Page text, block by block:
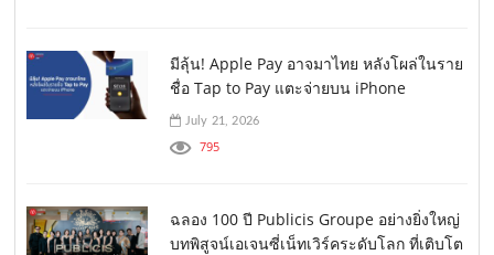
มีลุ้น! Apple Pay อาจมาไทย หลังโผล่ในราย
ชื่อ Tap to Pay แตะจ่ายบน iPhone
July 21, 2026
795
ฉลอง 100 ปี Publicis Groupe อย่างยิ่งใหญ่
บทพิสูจน์เอเจนซี่เน็ทเวิร์คระดับโลก ที่เติบโต